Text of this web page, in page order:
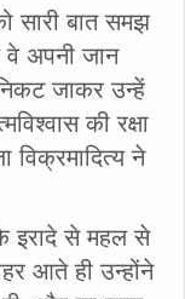
सारी बात समझ
अपनी जान
जाकर उन्हें
की रक्षा
ने
इरादे से महल से
आते ही उन्होंने